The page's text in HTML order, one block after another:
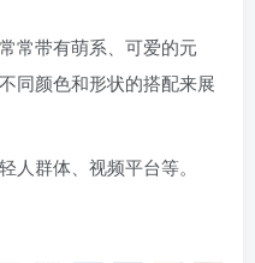
常带有萌系、可爱的元
同颜色和形状的搭配来展
人群体、视频平台等。